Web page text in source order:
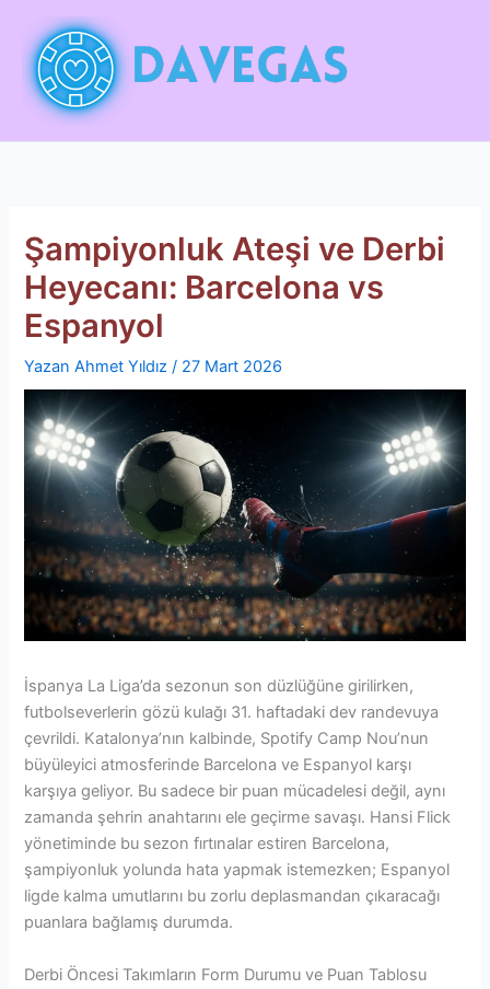
Şampiyonluk Ateşi ve Derbi
Heyecanı: Barcelona vs
Espanyol
Yazan Ahmet Yıldız/ 27 Mart 2026
İspanya La Liga’da sezonun son düzlüğüne girilirken,
futbolseverlerin gözü kulağı 31. haftadaki dev randevuya
çevrildi. Katalonya’nın kalbinde, Spotify Camp Nou’nun
büyüleyici atmosferinde Barcelona ve Espanyol karşı
karşıya geliyor. Bu sadece bir puan mücadelesi değil, aynı
zamanda şehrin anahtarını ele geçirme savaşı. Hansi Flick
yönetiminde bu sezon fırtınalar estiren Barcelona,
şampiyonluk yolunda hata yapmak istemezken; Espanyol
ligde kalma umutlarını bu zorlu deplasmandan çıkaracağı
puanlara bağlamış durumda.
Derbi Öncesi Takımların Form Durumu ve Puan Tablosu